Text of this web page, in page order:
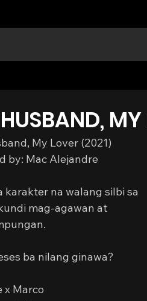
MY
My Lover (2021)
by: Mac Alejandre
karakter na walang silbi sa
mag-agawan at
ba nilang ginawa?
x Marco